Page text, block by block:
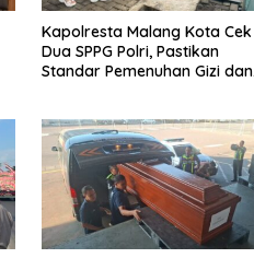
Kapolresta Malang Kota Cek
Dua SPPG Polri, Pastikan
Standar Pemenuhan Gizi dan